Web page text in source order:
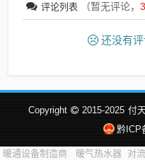
评论列表 （暂无评论，
还没有评
Copyright 2015-2025 付
黔ICP
暖通设备制造商 暖气热水器 对